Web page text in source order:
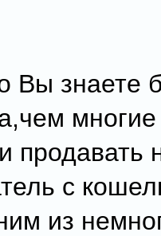
Вы знаете
продавать
с
из